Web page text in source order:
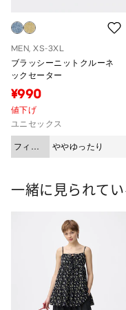
MEN, XS-3XL
ブラッシーニットクルーネ
ックセーター
¥990
値下げ
ユニセックス
フィッ
ト
ややゆったり
一緒に見られて